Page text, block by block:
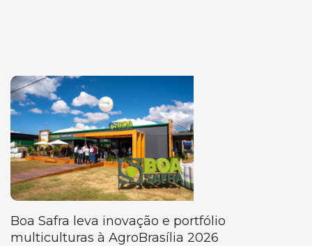
Boa Safra leva inovação e portfólio
multiculturas à AgroBrasília 2026